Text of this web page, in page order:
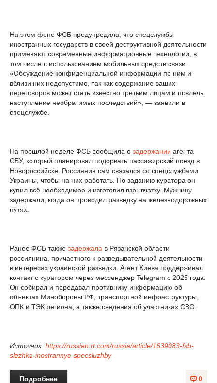
На этом фоне ФСБ предупредила, что спецслужбы
иностранных государств в своей деструктивной деятельности
применяют современные информационные технологии, в
том числе с использованием мобильных средств связи.
«Обсуждение конфиденциальной информации по ним и
вблизи них недопустимо, так как содержание ваших
переговоров может стать известно третьим лицам и повлечь
наступление необратимых последствий», — заявили в
спецслужбе.
На прошлой неделе ФСБ сообщила о задержании агента
СБУ, который планировал подорвать пассажирский поезд в
Новороссийске. Россиянин сам связался со спецслужбами
Украины, чтобы на них работать. По заданию куратора он
купил всё необходимое и изготовил взрывчатку. Мужчину
задержали, когда он проводил разведку на железнодорожных
путях.
Ранее ФСБ также задержала в Рязанской области
россиянина, причастного к разведывательной деятельности
в интересах украинской разведки. Агент Киева поддерживал
контакт с куратором через мессенджер Telegram с 2025 года.
Он собирал и передавал противнику информацию об
объектах Минобороны РФ, транспортной инфраструктуры,
ОПК и ТЭК региона, а также сведения об участниках СВО.
Источник: https://russian.rt.com/russia/article/1639083-fsb-
slezhka-inostrannye-specsluzhby
0
Подробнее